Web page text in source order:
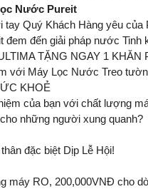
Nước Pureit
Quý Khách Hàng yêu
đến giải pháp nước Tinh
TẶNG NGAY 1
với Máy Lọc Nước Treo
KHOẺ
của bạn với chất lượng
những người xung quanh?
đặc biệt Dịp Lễ Hội!
máy RO, 200,000VNĐ cho